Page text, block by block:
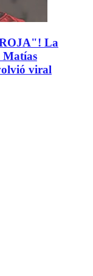
La
Matías
viral